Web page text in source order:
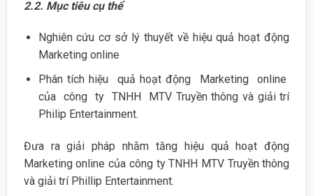
2.2. Mục tiêu cụ thể
Nghiên cứu cơ sở lý thuyết về hiệu quả hoạt động
Marketing online
Phân tích hiệu quả hoạt động Marketing online
của công ty TNHH MTV Truyền thông và giải trí
Philip Entertainment.
Đưa ra giải pháp nhằm tăng hiệu quả hoạt động
Marketing online của công ty TNHH MTV Truyền thông
và giải trí Phillip Entertainment.